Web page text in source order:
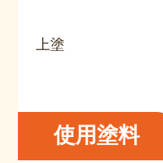
上塗
使用塗料